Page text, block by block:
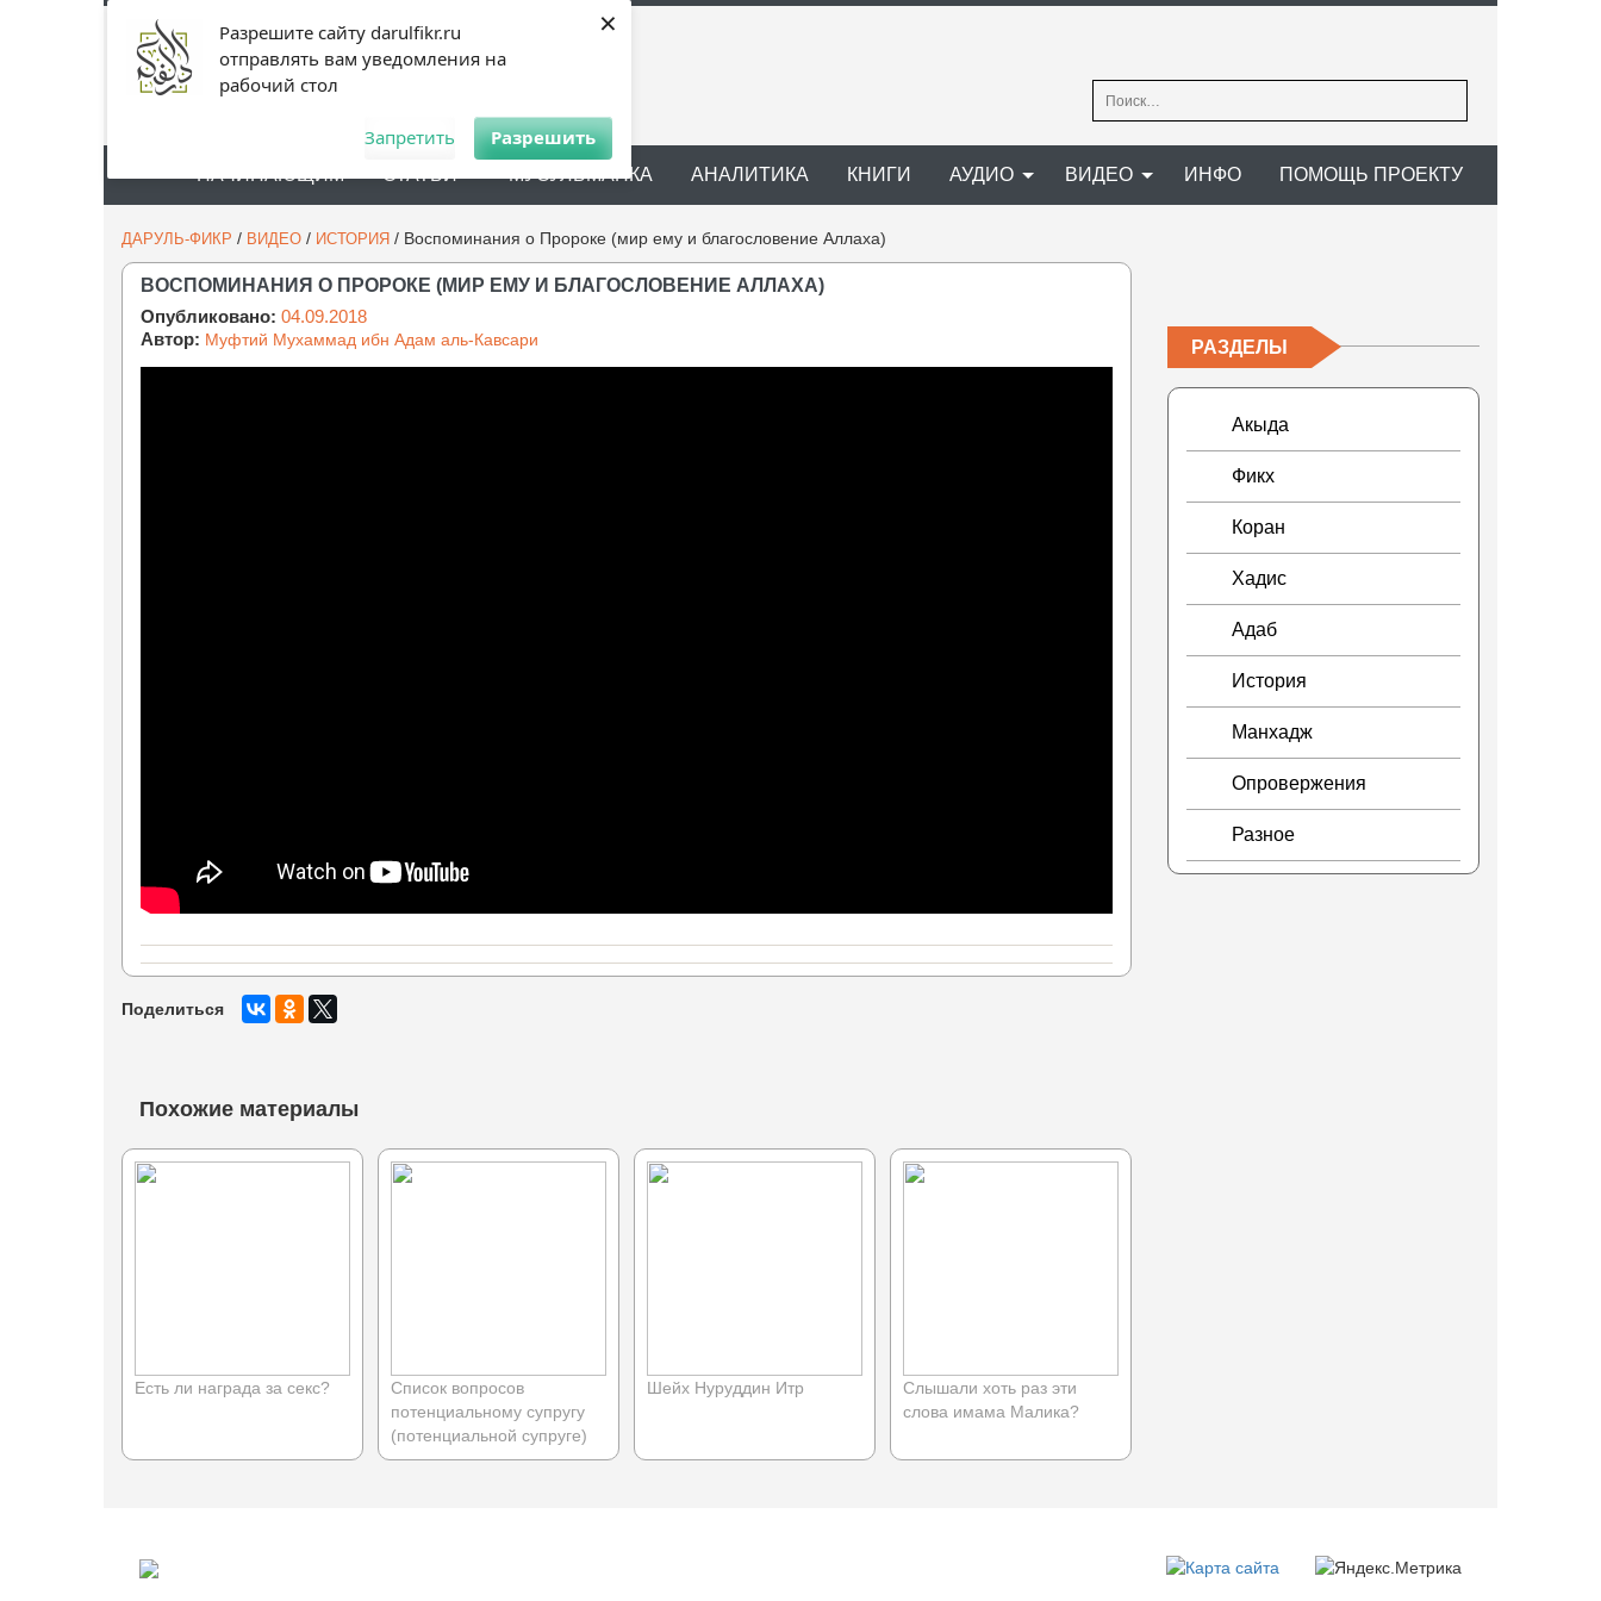
Разрешите сайту darulfikr.ru
отправлять вам уведомления на
рабочий стол
Запретить Разрешить
×
Найти:
НАЧИНАЮЩИМ СТАТЬИ МУСУЛЬМАНКА АНАЛИТИКА КНИГИ АУДИО ВИДЕО ИНФО ПОМОЩЬ ПРОЕКТУ
ДАРУЛЬ-ФИКР / ВИДЕО / ИСТОРИЯ / Воспоминания о Пророке (мир ему и благословение Аллаха)
ВОСПОМИНАНИЯ О ПРОРОКЕ (МИР ЕМУ И БЛАГОСЛОВЕНИЕ АЛЛАХА)
Опубликовано: 04.09.2018
Автор: Муфтий Мухаммад ибн Адам аль-Кавсари
Поделиться
Похожие материалы
Есть ли награда за секс?
Список вопросов
потенциальному супругу
(потенциальной супруге)
Шейх Нуруддин Итр
Слышали хоть раз эти
слова имама Малика?
РАЗДЕЛЫ
Акыда
Фикх
Коран
Хадис
Адаб
История
Манхадж
Опровержения
Разное